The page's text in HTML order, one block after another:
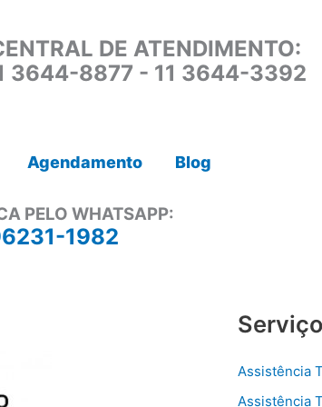
DE ATENDIMENTO:
3644-8877 - 11 3644-3392
Agendamento Blog
PELO WHATSAPP:
1982
Assistência
Assistência